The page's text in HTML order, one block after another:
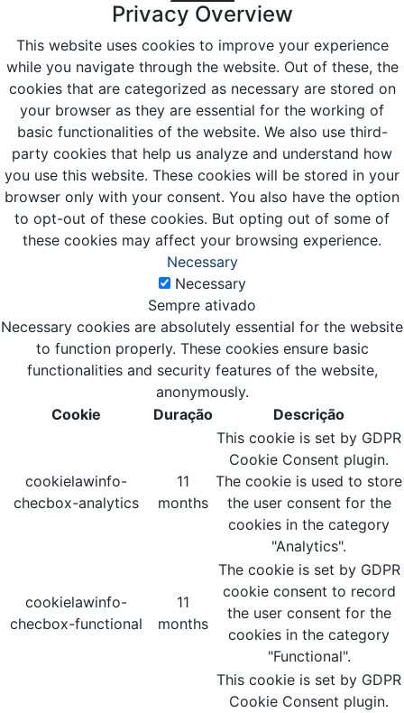
Privacy Overview
This website uses cookies to improve your experience
while you navigate through the website. Out of these, the
cookies that are categorized as necessary are stored on
your browser as they are essential for the working of
basic functionalities of the website. We also use third-
party cookies that help us analyze and understand how
you use this website. These cookies will be stored in your
browser only with your consent. You also have the option
to opt-out of these cookies. But opting out of some of
these cookies may affect your browsing experience.
Necessary
Necessary
Sempre ativado
Necessary cookies are absolutely essential for the website
to function properly. These cookies ensure basic
functionalities and security features of the website,
anonymously.
Cookie
Duração Descrição
cookielawinfo-
checbox-analytics
11
months
This cookie is set by GDPR
Cookie Consent plugin.
The cookie is used to store
the user consent for the
cookies in the category
"Analytics".
cookielawinfo-
checbox-functional
11
months
The cookie is set by GDPR
cookie consent to record
the user consent for the
cookies in the category
"Functional".
This cookie is set by GDPR
Cookie Consent plugin.